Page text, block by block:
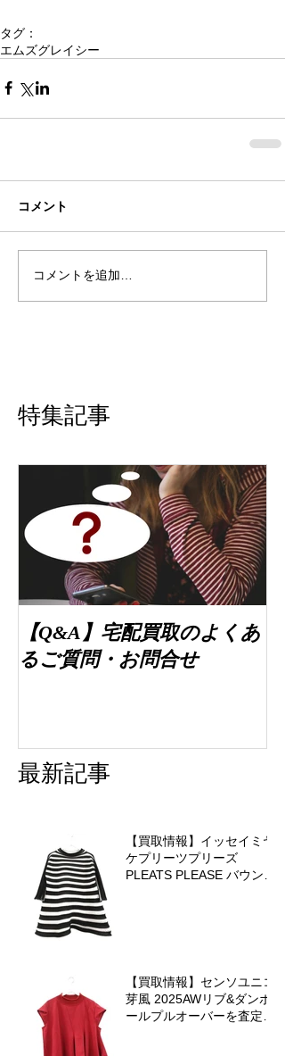
タグ：
エムズグレイシー
コメント
コメントを追加…
特集記事
【Q&A】宅配買取のよくあ
るご質問・お問合せ
最新記事
【買取情報】イッセイミヤ
ケプリーツプリーズ
PLEATS PLEASE バウンス
【買取情報】センソユニコ
芽風 2025AWリブ&ダンボ
ールプルオーバーを査定さ